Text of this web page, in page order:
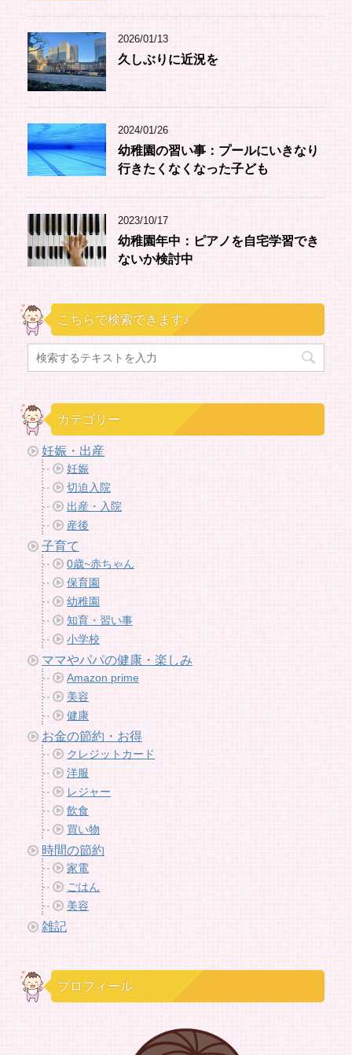
2026/01/13
久しぶりに近況を
2024/01/26
幼稚園の習い事：プールにいきなり
行きたくなくなった子ども
2023/10/17
幼稚園年中：ピアノを自宅学習でき
ないか検討中
こちらで検索できます♪
カテゴリー
妊娠・出産
妊娠
切迫入院
出産・入院
産後
子育て
0歳~赤ちゃん
保育園
幼稚園
知育・習い事
小学校
ママやパパの健康・楽しみ
Amazon prime
美容
健康
お金の節約・お得
クレジットカード
洋服
レジャー
飲食
買い物
時間の節約
家電
ごはん
美容
雑記
プロフィール